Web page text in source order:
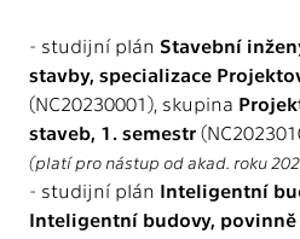
- studijní plán Stavební
stavby, specializace
(NC20230001), skupina
staveb, 1. semestr
(platí pro nástup od akad. roku
- studijní plán Inteligentní
Inteligentní budovy,